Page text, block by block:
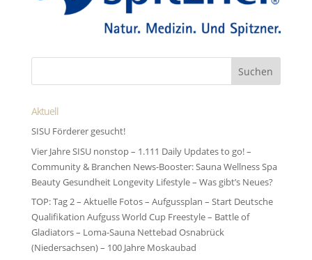
Aktuell
SISU Förderer gesucht!
Vier Jahre SISU nonstop – 1.111 Daily Updates to go! –
Community & Branchen News-Booster: Sauna Wellness Spa
Beauty Gesundheit Longevity Lifestyle – Was gibt’s Neues?
TOP: Tag 2 – Aktuelle Fotos – Aufgussplan – Start Deutsche
Qualifikation Aufguss World Cup Freestyle – Battle of
Gladiators – Loma-Sauna Nettebad Osnabrück
(Niedersachsen) – 100 Jahre Moskaubad